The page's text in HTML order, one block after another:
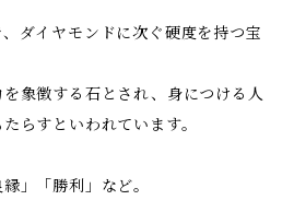
ダイヤモンドに次ぐ硬度を持つ宝
象徴する石とされ、身につける人
らすといわれています。
」「勝利」など。